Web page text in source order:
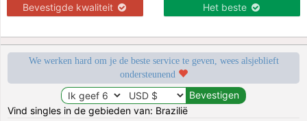
Bevestigde kwaliteit Het beste
We werken hard om je de beste service te geven, wees alsjeblieft
ondersteunend
Vind singles in de gebieden van: Brazilië